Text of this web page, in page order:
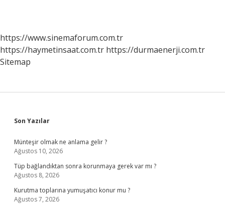
https://www.sinemaforum.com.tr
https://haymetinsaat.com.tr https://durmaenerji.com.tr
Sitemap
Sidebar
Son Yazılar
Münteşir olmak ne anlama gelir ?
Ağustos 10, 2026
Tüp bağlandıktan sonra korunmaya gerek var mı ?
Ağustos 8, 2026
Kurutma toplarına yumuşatıcı konur mu ?
Ağustos 7, 2026